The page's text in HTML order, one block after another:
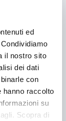
ed
il nostro sito
dei dati
con
hanno raccolto
su
Scopra di